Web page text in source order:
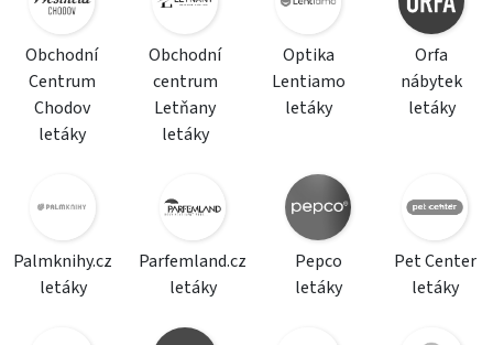
Obchodní
Centrum
Chodov
letáky
Obchodní
centrum
Letňany
letáky
Optika
Lentiamo
letáky
Orfa
nábytek
letáky
Palmknihy.cz
letáky
Parfemland.cz
letáky
Pepco
letáky
Pet Center
letáky